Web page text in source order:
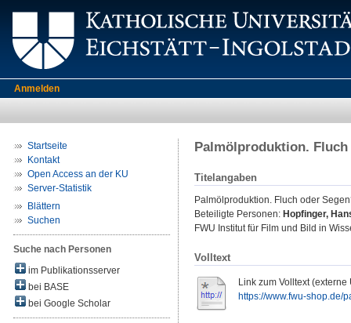
Anmelden
Startseite
Kontakt
Open Access an der KU
Server-Statistik
Blättern
Suchen
Suche nach Personen
im Publikationsserver
bei BASE
bei Google Scholar
Palmölproduktion. Fluch
Titelangaben
Palmölproduktion. Fluch oder
Beteiligte Personen: Hopfinger,
FWU Institut für Film und Bild in
Volltext
Link zum Volltext (externe
https://www.fwu-shop.de/